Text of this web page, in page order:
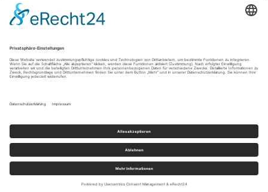
Datenschutz
© Oberpfälzer Wald 2026
Erlebnisse